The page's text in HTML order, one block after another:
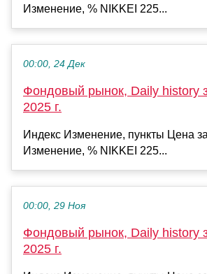
Изменение, % NIKKEI 225...
00:00, 24 Дек
Фондовый рынок, Daily history
2025 г.
Индекс Изменение, пункты Цена
Изменение, % NIKKEI 225...
00:00, 29 Ноя
Фондовый рынок, Daily history
2025 г.